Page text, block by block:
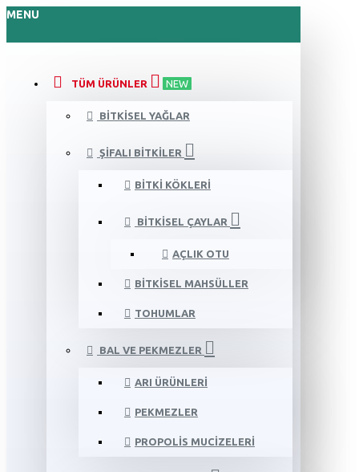
MENU
TÜM ÜRÜNLER NEW
BITKISEL YAĞLAR
ŞIFALI BITKILER
BITKI KÖKLERI
BITKISEL ÇAYLAR
AÇLIK OTU
BITKISEL MAHSÜLLER
TOHUMLAR
BAL VE PEKMEZLER
ARI ÜRÜNLERI
PEKMEZLER
PROPOLIS MUCIZELERI